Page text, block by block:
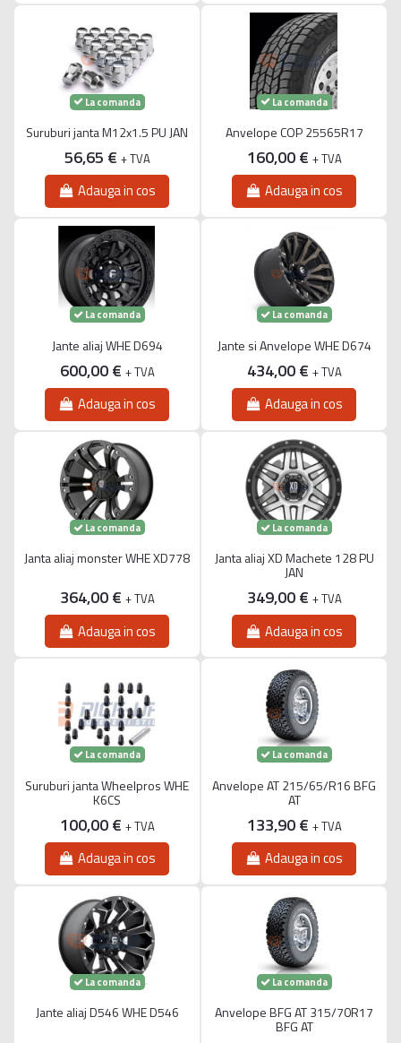
La comanda
Suruburi janta M12x1.5 PU JAN
56,65 € + TVA
Adauga in cos
La comanda
Anvelope COP 25565R17
160,00 € + TVA
Adauga in cos
La comanda
Jante aliaj WHE D694
600,00 € + TVA
Adauga in cos
La comanda
Jante si Anvelope WHE D674
434,00 € + TVA
Adauga in cos
La comanda
Janta aliaj monster WHE XD778
364,00 € + TVA
Adauga in cos
La comanda
Janta aliaj XD Machete 128 PU
JAN
349,00 € + TVA
Adauga in cos
La comanda
Suruburi janta Wheelpros WHE
K6CS
100,00 € + TVA
Adauga in cos
La comanda
Anvelope AT 215/65/R16 BFG
AT
133,90 € + TVA
Adauga in cos
La comanda
Jante aliaj D546 WHE D546
La comanda
Anvelope BFG AT 315/70R17
BFG AT